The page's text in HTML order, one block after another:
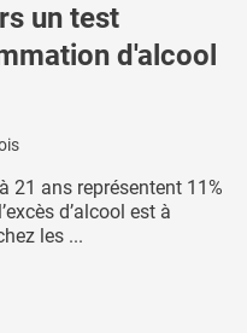
un test
d'alcool
21 ans représentent 11%
d’alcool est à
les ...